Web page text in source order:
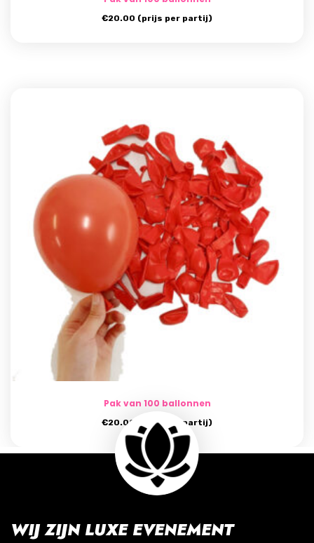
€20.00 (prijs per partij)
Pak van 100 ballonnen
€20.00 (prijs per partij)
WIJ ZIJN LUXE EVENEMENT